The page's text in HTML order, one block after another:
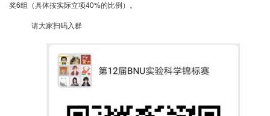
奖6组（具体按实际立项40%的比例）。
请大家扫码入群